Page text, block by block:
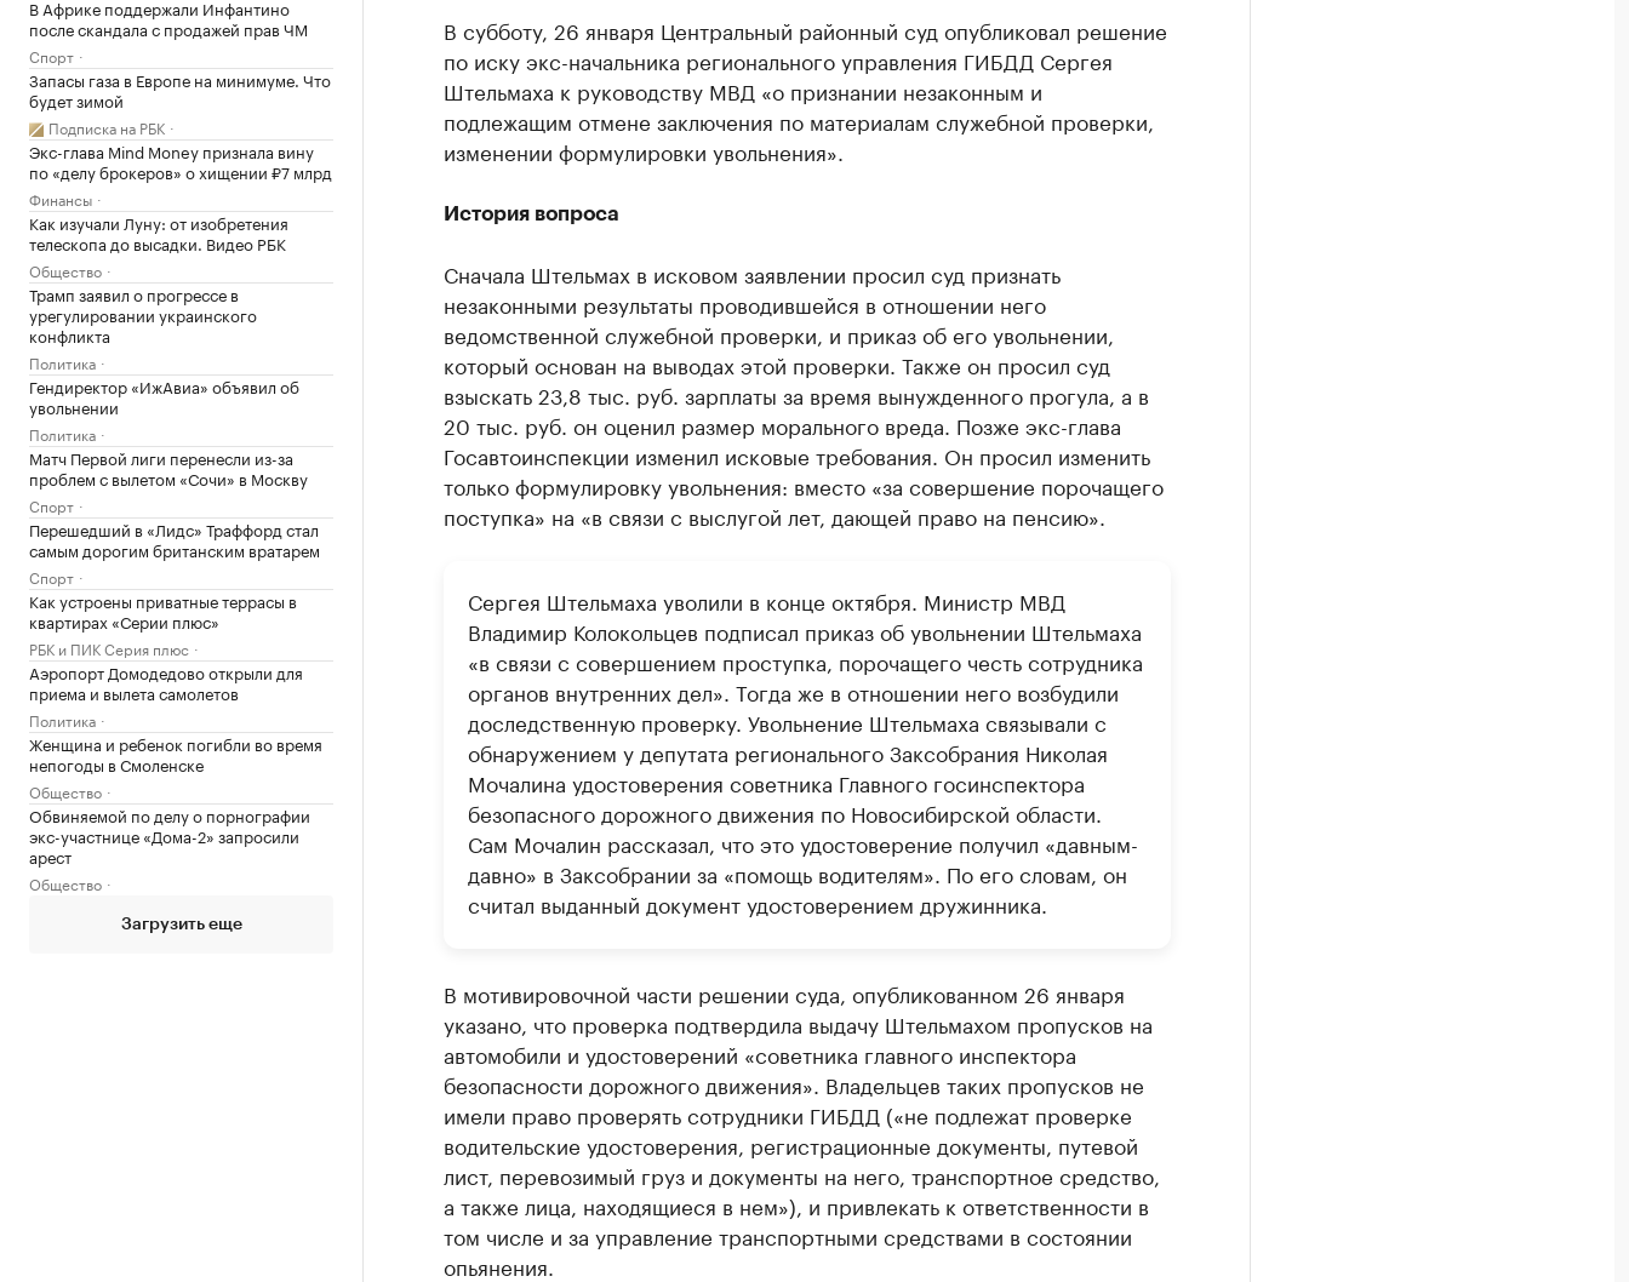
В Африке поддержали Инфантино
после скандала с продажей прав ЧМ
Спорт
Запасы газа в Европе на минимуме. Что
будет зимой
Подписка на РБК
Экс-глава Mind Money признала вину
по «делу брокеров» о хищении ₽7 млрд
Финансы
Как изучали Луну: от изобретения
телескопа до высадки. Видео РБК
Общество
Трамп заявил о прогрессе в
урегулировании украинского
конфликта
Политика
Гендиректор «ИжАвиа» объявил об
увольнении
Политика
Матч Первой лиги перенесли из-за
проблем с вылетом «Сочи» в Москву
Спорт
Перешедший в «Лидс» Траффорд стал
самым дорогим британским вратарем
Спорт
Как устроены приватные террасы в
квартирах «Серии плюс»
РБК и ПИК Серия плюс
Аэропорт Домодедово открыли для
приема и вылета самолетов
Политика
Женщина и ребенок погибли во время
непогоды в Смоленске
Общество
Обвиняемой по делу о порнографии
экс-участнице «Дома-2» запросили
арест
Общество
Загрузить еще
В субботу, 26 января Центральный районный суд опубликовал решение
по иску экс-начальника регионального управления ГИБДД Сергея
Штельмаха к руководству МВД «о признании незаконным и
подлежащим отмене заключения по материалам служебной проверки,
изменении формулировки увольнения».
История вопроса
Сначала Штельмах в исковом заявлении просил суд признать
незаконными результаты проводившейся в отношении него
ведомственной служебной проверки, и приказ об его увольнении,
который основан на выводах этой проверки. Также он просил суд
взыскать 23,8 тыс. руб. зарплаты за время вынужденного прогула, а в
20 тыс. руб. он оценил размер морального вреда. Позже экс-глава
Госавтоинспекции изменил исковые требования. Он просил изменить
только формулировку увольнения: вместо «за совершение порочащего
поступка» на «в связи с выслугой лет, дающей право на пенсию».
Сергея Штельмаха уволили в конце октября. Министр МВД
Владимир Колокольцев подписал приказ об увольнении Штельмаха
«в связи с совершением проступка, порочащего честь сотрудника
органов внутренних дел». Тогда же в отношении него возбудили
доследственную проверку. Увольнение Штельмаха связывали с
обнаружением у депутата регионального Заксобрания Николая
Мочалина удостоверения советника Главного госинспектора
безопасного дорожного движения по Новосибирской области.
Сам Мочалин рассказал, что это удостоверение получил «давным-
давно» в Заксобрании за «помощь водителям». По его словам, он
считал выданный документ удостоверением дружинника.
В мотивировочной части решении суда, опубликованном 26 января
указано, что проверка подтвердила выдачу Штельмахом пропусков на
автомобили и удостоверений «советника главного инспектора
безопасности дорожного движения». Владельцев таких пропусков не
имели право проверять сотрудники ГИБДД («не подлежат проверке
водительские удостоверения, регистрационные документы, путевой
лист, перевозимый груз и документы на него, транспортное средство,
а также лица, находящиеся в нем»), и привлекать к ответственности в
том числе и за управление транспортными средствами в состоянии
опьянения.